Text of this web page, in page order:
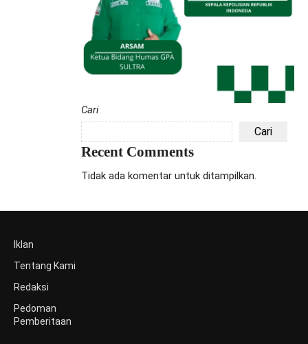
Cari
Cari
Recent Comments
Tidak ada komentar untuk ditampilkan.
Iklan
Tentang Kami
Redaksi
Pedoman
Pemberitaan